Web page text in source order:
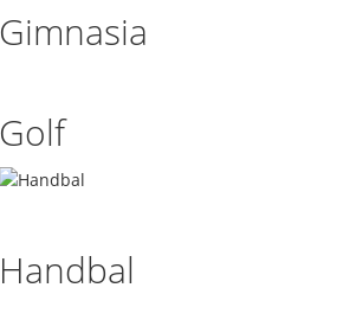
Gimnasia
Golf
Handbal